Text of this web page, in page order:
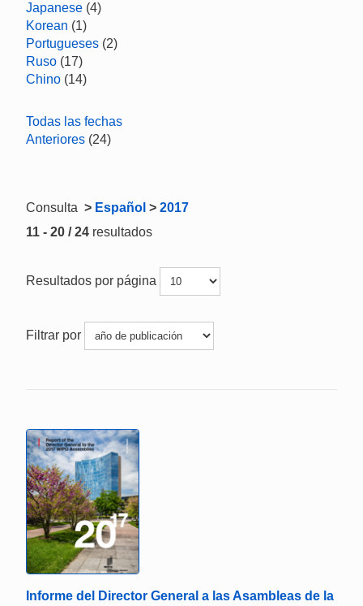
Japanese (4)
Korean (1)
Portugueses (2)
Ruso (17)
Chino (14)
Todas las fechas
Anteriores (24)
Consulta > Español > 2017
11 - 20 / 24 resultados
Resultados por página
Filtrar por
Informe del Director General a las Asambleas de la